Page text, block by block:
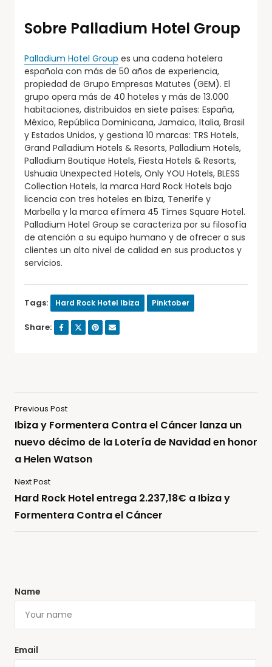
Sobre Palladium Hotel Group
Palladium Hotel Group es una cadena hotelera
española con más de 50 años de experiencia,
propiedad de Grupo Empresas Matutes (GEM). El
grupo opera más de 40 hoteles y más de 13.000
habitaciones, distribuidos en siete países: España,
México, República Dominicana, Jamaica, Italia, Brasil
y Estados Unidos, y gestiona 10 marcas: TRS Hotels,
Grand Palladium Hotels & Resorts, Palladium Hotels,
Palladium Boutique Hotels, Fiesta Hotels & Resorts,
Ushuaïa Unexpected Hotels, Only YOU Hotels, BLESS
Collection Hotels, la marca Hard Rock Hotels bajo
licencia con tres hoteles en Ibiza, Tenerife y
Marbella y la marca efímera 45 Times Square Hotel.
Palladium Hotel Group se caracteriza por su filosofía
de atención a su equipo humano y de ofrecer a sus
clientes un alto nivel de calidad en sus productos y
servicios.
Tags: Hard Rock Hotel Ibiza Pinktober
Share:
Previous Post
Ibiza y Formentera Contra el Cáncer lanza un
nuevo décimo de la Lotería de Navidad en honor
a Helen Watson
Next Post
Hard Rock Hotel entrega 2.237,18€ a Ibiza y
Formentera Contra el Cáncer
Name
Email